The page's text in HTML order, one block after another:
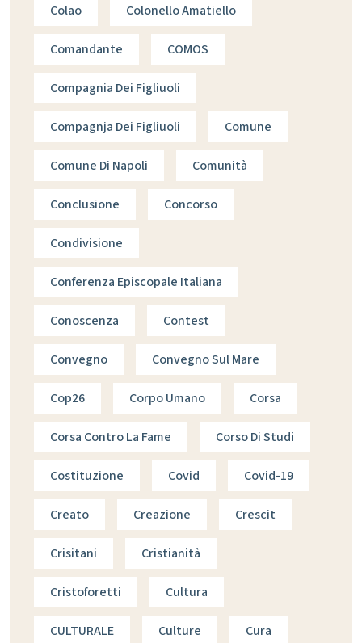
Colao Colonello Amatiello
Comandante COMOS
Compagnia Dei Figliuoli
Compagnja Dei Figliuoli Comune
Comune Di Napoli Comunità
Conclusione Concorso
Condivisione
Conferenza Episcopale Italiana
Conoscenza Contest
Convegno Convegno Sul Mare
Cop26 Corpo Umano Corsa
Corsa Contro La Fame Corso Di Studi
Costituzione Covid Covid-19
Creato Creazione Crescit
Crisitani Cristianità
Cristoforetti Cultura
CULTURALE Culture Cura